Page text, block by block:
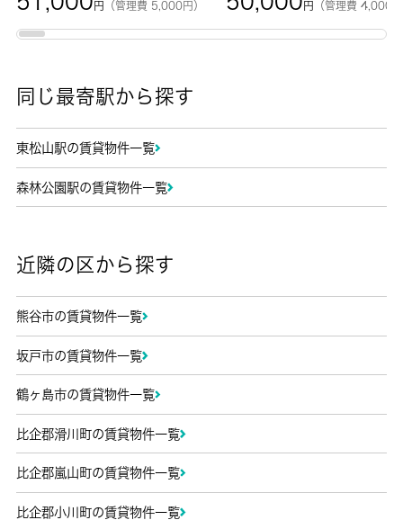
円 （管理費 5,000円） 円 （管理費 4,000
同じ最寄駅から探す
東松山駅の賃貸物件一覧
森林公園駅の賃貸物件一覧
近隣の区から探す
熊谷市の賃貸物件一覧
坂戸市の賃貸物件一覧
鶴ヶ島市の賃貸物件一覧
比企郡滑川町の賃貸物件一覧
比企郡嵐山町の賃貸物件一覧
比企郡小川町の賃貸物件一覧